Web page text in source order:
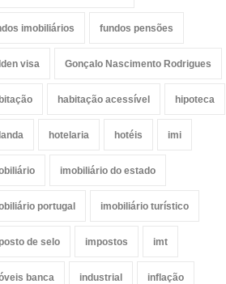
imobiliários fundos pensões
visa Gonçalo Nascimento Rodrigues
habitação acessível hipoteca
hotelaria hotéis imi
imobiliário do estado
portugal imobiliário turístico
de selo impostos imt
banca industrial inflação